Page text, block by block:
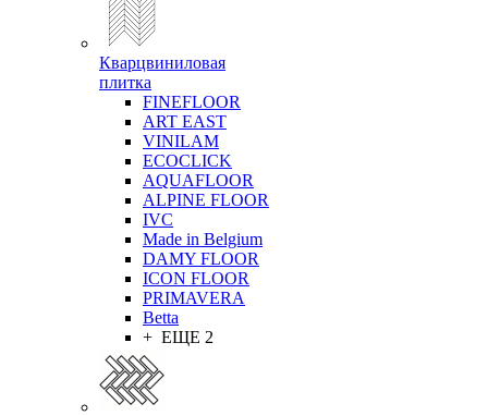
Кварцвиниловая
плитка
FINEFLOOR
ART EAST
VINILAM
ECOCLICK
AQUAFLOOR
ALPINE FLOOR
IVC
Made in Belgium
DAMY FLOOR
ICON FLOOR
PRIMAVERA
Betta
+ ЕЩЕ 2